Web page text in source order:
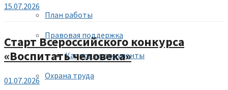
План работы
Правовая поддержка
Кадровые документы
Охрана труда
15.07.2026
Старт Всероссийского конкурса
«Воспитать человека»
01.07.2026